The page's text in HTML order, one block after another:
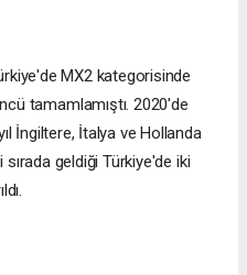
MX2 kategorisinde
tamamlamıştı. 2020'de
İngiltere, İtalya ve Hollanda
sırada geldiği Türkiye'de iki